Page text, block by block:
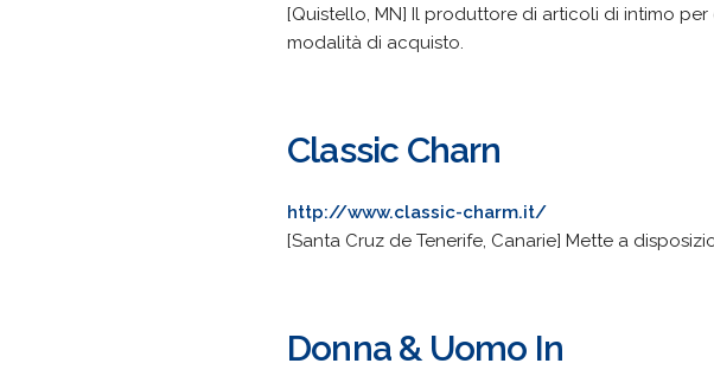
[Quistello, MN] Il produttore di articoli di intimo
modalità di acquisto.
Classic Charn
http://www.classic-charm.it/
[Santa Cruz de Tenerife, Canarie] Mette a
Donna & Uomo In